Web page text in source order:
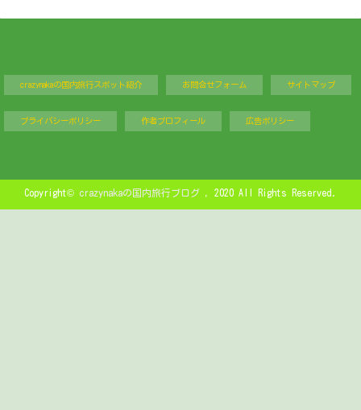
crazynakaの国内旅行スポット紹介 お問合せフォーム サイトマップ
プライバシーポリシー 作者プロフィール 広告ポリシー
Copyright© crazynakaの国内旅行ブログ , 2020 All Rights Reserved.